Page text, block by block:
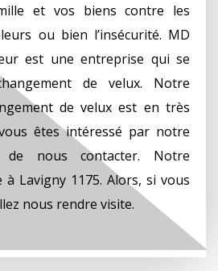
et vos biens contre les
ou bien l’insécurité. MD
est une entreprise qui se
de velux. Notre
de velux est en très
êtes intéressé par notre
de nous contacter. Notre
Lavigny 1175. Alors, si vous
nous rendre visite.